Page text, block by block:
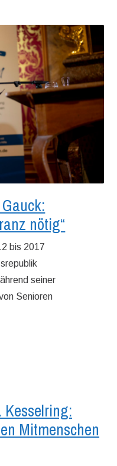
nötig“
bis 2017
seiner
Senioren
Kesselring:
Mitmenschen